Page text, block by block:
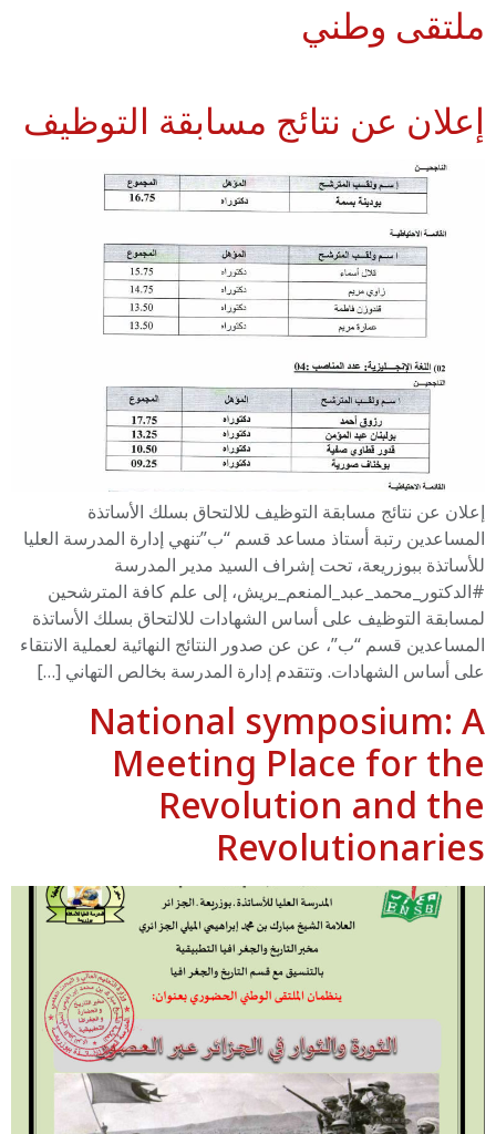
ملتقى وطني
إعلان عن نتائج مسابقة التوظيف
إعلان عن نتائج مسابقة التوظيف للالتحاق بسلك الأساتذة
المساعدين رتبة أستاذ مساعد قسم “ب”تنهي إدارة المدرسة العليا
للأساتذة ببوزريعة، تحت إشراف السيد مدير المدرسة
#الدكتور_محمد_عبد_المنعم_بريش، إلى علم كافة المترشحين
لمسابقة التوظيف على أساس الشهادات للالتحاق بسلك الأساتذة
المساعدين قسم “ب”، عن عن صدور النتائج النهائية لعملية الانتقاء
على أساس الشهادات. وتتقدم إدارة المدرسة بخالص التهاني […]
National symposium: A
Meeting Place for the
Revolution and the
Revolutionaries